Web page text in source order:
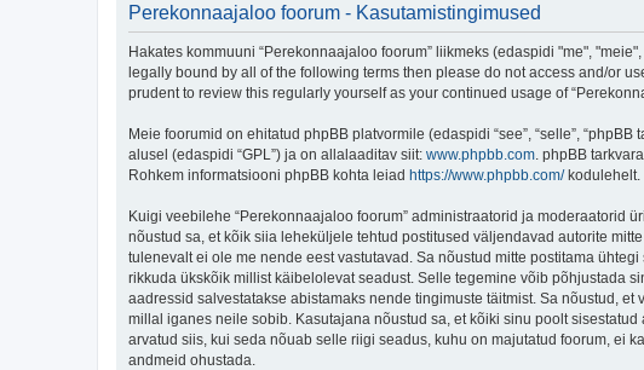
Perekonnaajaloo foorum - Kasutamistingimused
Hakates kommuuni “Perekonnaajaloo foorum” liikmeks (edaspidi "me",
legally bound by all of the following terms then please do not access and/or
prudent to review this regularly yourself as your continued usage of
Meie foorumid on ehitatud phpBB platvormile (edaspidi “see”, “selle”,
alusel (edaspidi “GPL”) ja on allalaaditav siit: www.phpbb.com . phpBB
Rohkem informatsiooni phpBB kohta leiad https://www.phpbb.com/kodulehelt.
Kuigi veebilehe “Perekonnaajaloo foorum” administraatorid ja moderaatorid
nõustud sa, et kõik siia leheküljele tehtud postitused väljendavad autorite
tulenevalt ei ole me nende eest vastutavad. Sa nõustud mitte postitama
rikkuda ükskõik millist käibelolevat seadust. Selle tegemine võib põhjustada
aadressid salvestatakse abistamaks nende tingimuste täitmist. Sa nõustud,
millal iganes neile sobib. Kasutajana nõustud sa, et kõiki sinu poolt
arvatud siis, kui seda nõuab selle riigi seadus, kuhu on majutatud foorum, ei
andmeid ohustada.